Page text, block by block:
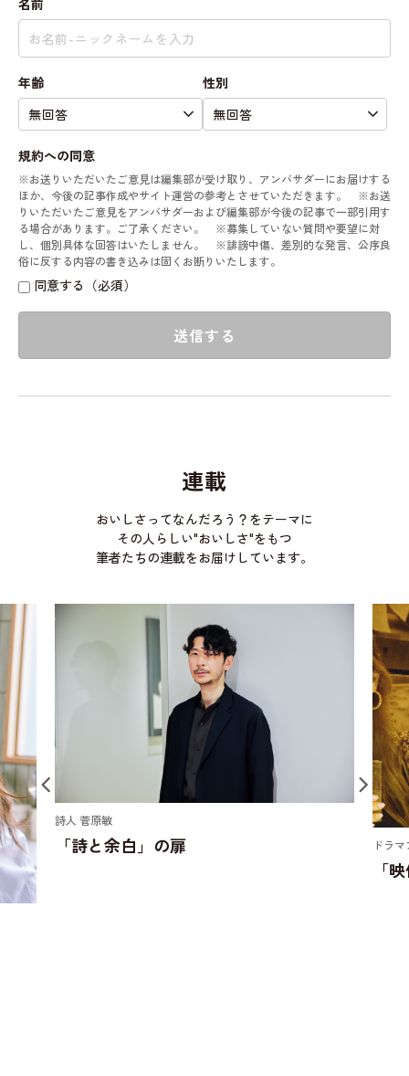
名前
年齢 性別
規約への同意
※お送りいただいたご意見は編集部が受け取り、アンバサダーにお届けする
ほか、今後の記事作成やサイト運営の参考とさせていただきます。 ※お送
りいただいたご意見をアンバサダーおよび編集部が今後の記事で一部引用す
る場合があります。ご了承ください。 ※募集していない質問や要望に対
し、個別具体な回答はいたしません。 ※誹謗中傷、差別的な発言、公序良
俗に反する内容の書き込みは固くお断りいたします。
同意する（必須）
送信する
連載
おいしさってなんだろう？をテーマに
その人らしい"おいしさ"をもつ
筆者たちの連載をお届けしています。
詩人 菅原敏
「詩と余白」の扉 ドラ
「